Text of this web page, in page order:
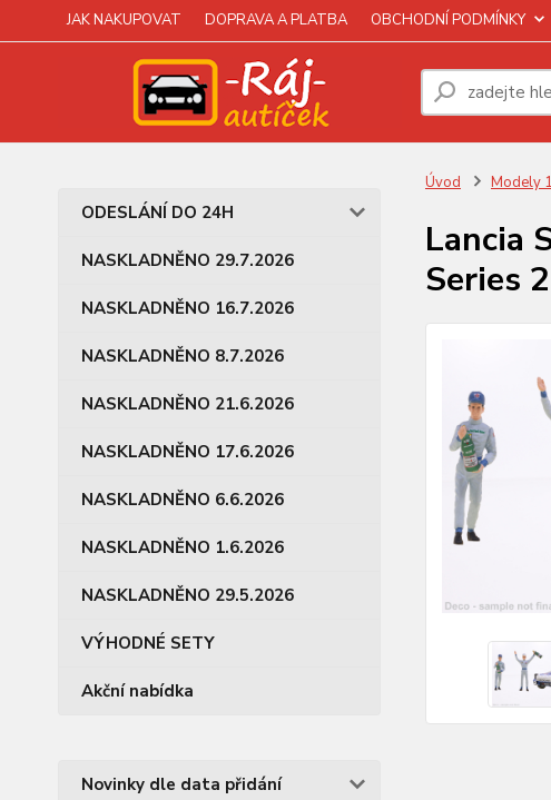
JAK NAKUPOVAT DOPRAVA A PLATBA OBCHODNÍ PODMÍNKY
ODESLÁNÍ DO 24H
NASKLADNĚNO 29.7.2026
NASKLADNĚNO 16.7.2026
NASKLADNĚNO 8.7.2026
NASKLADNĚNO 21.6.2026
NASKLADNĚNO 17.6.2026
NASKLADNĚNO 6.6.2026
NASKLADNĚNO 1.6.2026
NASKLADNĚNO 29.5.2026
VÝHODNÉ SETY
Akční nabídka
Novinky dle data přidání
Úvod Modely
Lancia
Series